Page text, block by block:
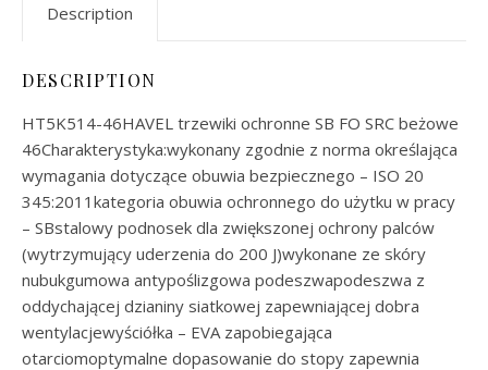
Description
DESCRIPTION
HT5K514-46HAVEL trzewiki ochronne SB FO SRC beżowe
46Charakterystyka:wykonany zgodnie z norma określająca
wymagania dotyczące obuwia bezpiecznego – ISO 20
345:2011kategoria obuwia ochronnego do użytku w pracy
– SBstalowy podnosek dla zwiększonej ochrony palców
(wytrzymujący uderzenia do 200 J)wykonane ze skóry
nubukgumowa antypoślizgowa podeszwapodeszwa z
oddychającej dzianiny siatkowej zapewniającej dobra
wentylacjewyściółka – EVA zapobiegająca
otarciomoptymalne dopasowanie do stopy zapewnia